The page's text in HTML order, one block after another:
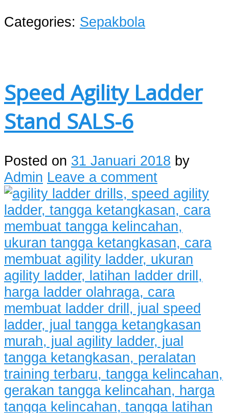
Categories: Sepakbola
Speed Agility Ladder
Stand SALS-6
Posted on 31 Januari 2018 by
Admin Leave a comment